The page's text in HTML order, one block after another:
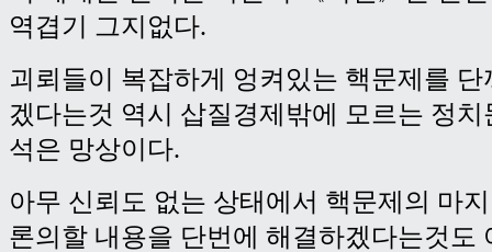
역겹기 그지없다.
괴뢰들이 복잡하게 엉켜있는 핵문제를
겠다는것 역시 삽질경제밖에 모르는 정
석은 망상이다.
아무 신뢰도 없는 상태에서 핵문제의 마
론의할 내용을 단번에 해결하겠다는것도